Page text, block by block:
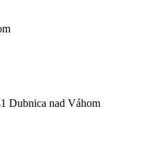
Dubnica nad Váhom